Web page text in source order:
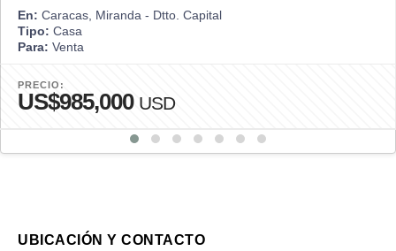
En: Caracas, Miranda - Dtto. Capital
Tipo: Casa
Para: Venta
PRECIO:
US$985,000 USD
UBICACIÓN Y CONTACTO